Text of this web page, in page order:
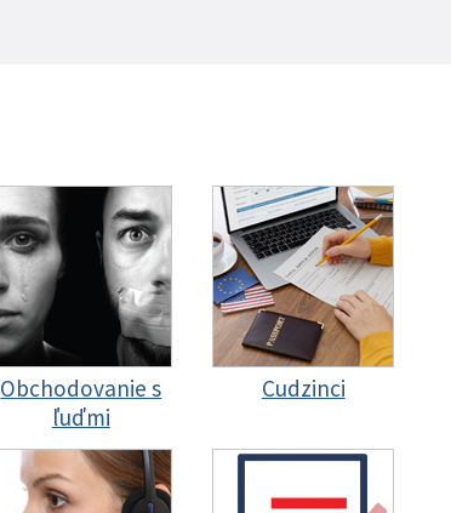
Obchodovanie s
ľuďmi
Cudzinci